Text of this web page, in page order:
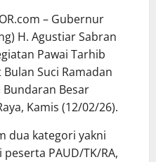
– Gubernur
H. Agustiar Sabran
Pawai Tarhib
Suci Ramadan
Besar
Kamis (12/02/26).
dua kategori yakni
PAUD/TK/RA,